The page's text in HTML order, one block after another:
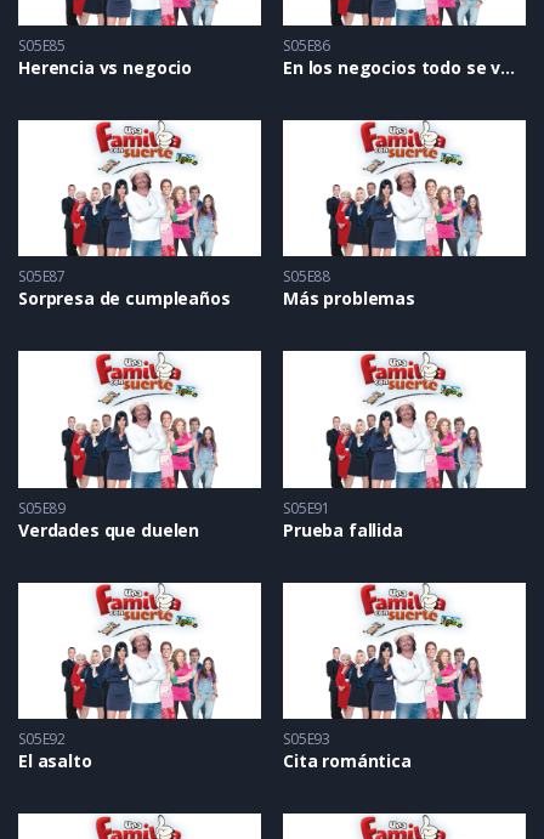
S05E85
Herencia vs negocio
S05E86
En los negocios todo se vale
S05E87
Sorpresa de cumpleaños
S05E88
Más problemas
S05E89
Verdades que duelen
S05E91
Prueba fallida
S05E92
El asalto
S05E93
Cita romántica